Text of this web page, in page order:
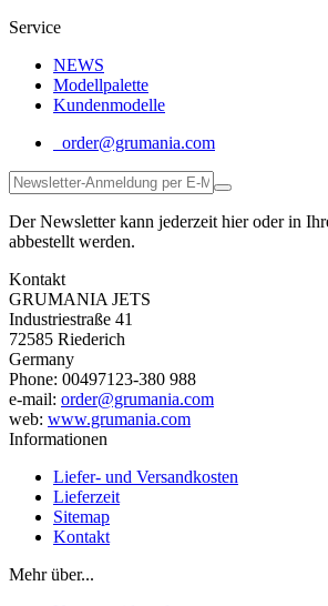
Service
NEWS
Modellpalette
Kundenmodelle
order@grumania.com
Der Newsletter kann jederzeit hier oder in
abbestellt werden.
Kontakt
GRUMANIA JETS
Industriestraße 41
72585 Riederich
Germany
Phone: 00497123-380 988
e-mail: order@grumania.com
web: www.grumania.com
Informationen
Liefer- und Versandkosten
Lieferzeit
Sitemap
Kontakt
Mehr über...